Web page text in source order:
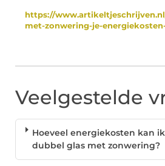
https://
met-zonwering-je-
Veelgestelde
Hoeveel energiekosten kan
dubbel glas met zonwering?